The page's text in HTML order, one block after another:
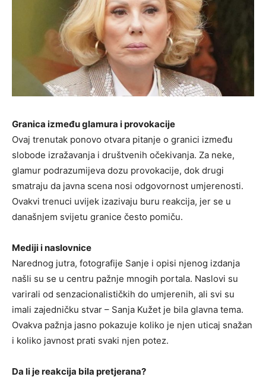
Granica između glamura i provokacije
Ovaj trenutak ponovo otvara pitanje o granici između
slobode izražavanja i društvenih očekivanja. Za neke,
glamur podrazumijeva dozu provokacije, dok drugi
smatraju da javna scena nosi odgovornost umjerenosti.
Ovakvi trenuci uvijek izazivaju buru reakcija, jer se u
današnjem svijetu granice često pomiču.
Mediji i naslovnice
Narednog jutra, fotografije Sanje i opisi njenog izdanja
našli su se u centru pažnje mnogih portala. Naslovi su
varirali od senzacionalističkih do umjerenih, ali svi su
imali zajedničku stvar – Sanja Kužet je bila glavna tema.
Ovakva pažnja jasno pokazuje koliko je njen uticaj snažan
i koliko javnost prati svaki njen potez.
Da li je reakcija bila pretjerana?